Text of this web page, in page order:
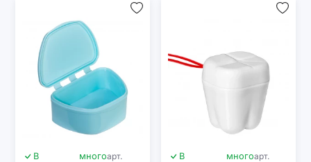
В
многоарт.
В
многоарт.